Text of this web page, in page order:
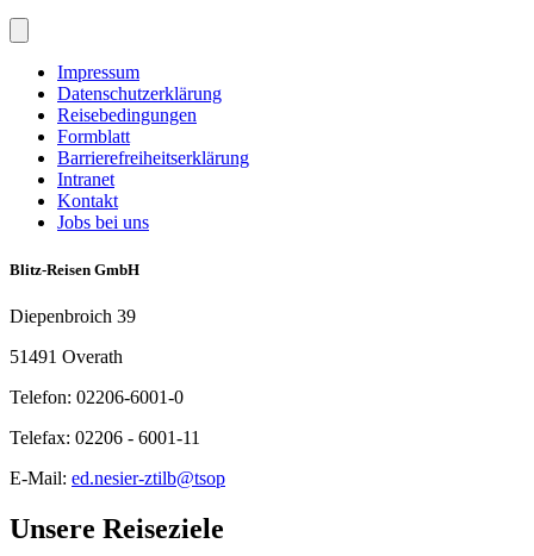
Impressum
Datenschutzerklärung
Reisebedingungen
Formblatt
Barrierefreiheitserklärung
Intranet
Kontakt
Jobs bei uns
Blitz-Reisen GmbH
Diepenbroich 39
51491 Overath
Telefon: 02206-6001-0
Telefax: 02206 - 6001-11
E-Mail: ed.nesier-ztilb@tsop
Unsere Reiseziele